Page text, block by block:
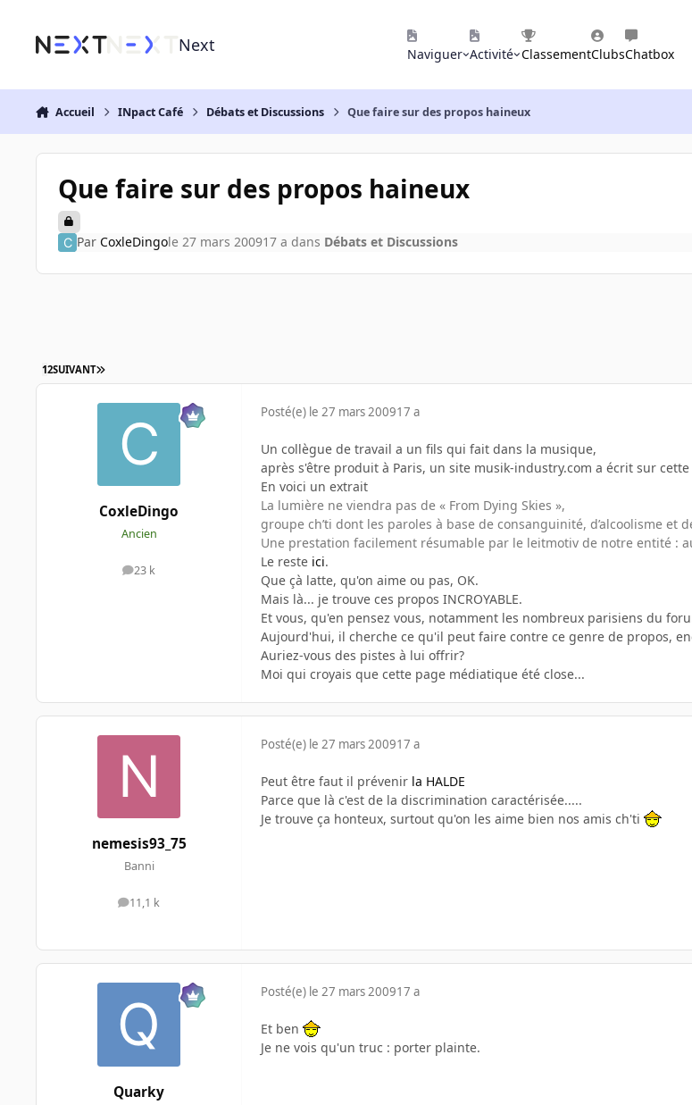
Next Naviguer Activité ClassementClubsChatbox
Accueil INpact Café Débats et Discussions Que faire sur des propos haineux
Que faire sur des propos haineux
Par CoxleDingole 27 mars 200917 a dans Débats et Discussions
12SUIVANT
CoxleDingo
Ancien
23 k
messages
Posté(e) le 27 mars 200917 a
Un collègue de travail a un fils qui fait dans la musique,
après s'être produit à Paris, un site musik-industry.com a écrit sur
En voici un extrait
La lumière ne viendra pas de « From Dying Skies »,
groupe ch’ti dont les paroles à base de consanguinité, d’alcoolisme et
Une prestation facilement résumable par le leitmotiv de notre entité :
Le reste ici.
Que çà latte, qu'on aime ou pas, OK.
Mais là... je trouve ces propos INCROYABLE.
Et vous, qu'en pensez vous, notamment les nombreux parisiens du
Aujourd'hui, il cherche ce qu'il peut faire contre ce genre de propos,
Auriez-vous des pistes à lui offrir?
Moi qui croyais que cette page médiatique été close...
nemesis93_75
Banni
11,1 k
messages
Posté(e) le 27 mars 200917 a
Peut être faut il prévenir la HALDE
Parce que là c'est de la discrimination caractérisée.....
Je trouve ça honteux, surtout qu'on les aime bien nos amis ch'ti
Quarky
Posté(e) le 27 mars 200917 a
Et ben
Je ne vois qu'un truc : porter plainte.